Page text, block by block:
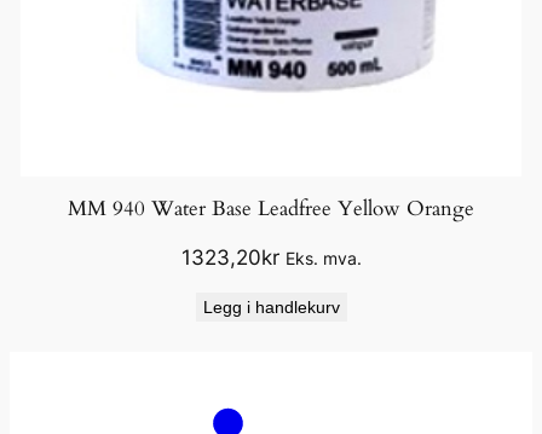
MM 940 Water Base Leadfree Yellow Orange
1323,20kr Eks. mva.
Legg i handlekurv